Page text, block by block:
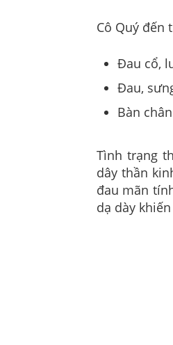
Cô Quý đến
Đau cổ,
Đau,
Bàn
Tình trạng
dây thần
đau mãn
dạ dày